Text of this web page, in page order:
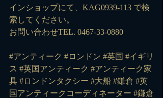
インショップにて、 KAG0939-113 で検
索してください。
お問い合わせTEL. 0467-33-0880
#アンティーク #ロンドン #英国 #イギリ
ス #英国アンティーク #アンティーク家
具 #ロンドンタクシー #大船 #鎌倉 #英
国アンティークコーディネーター #鎌倉